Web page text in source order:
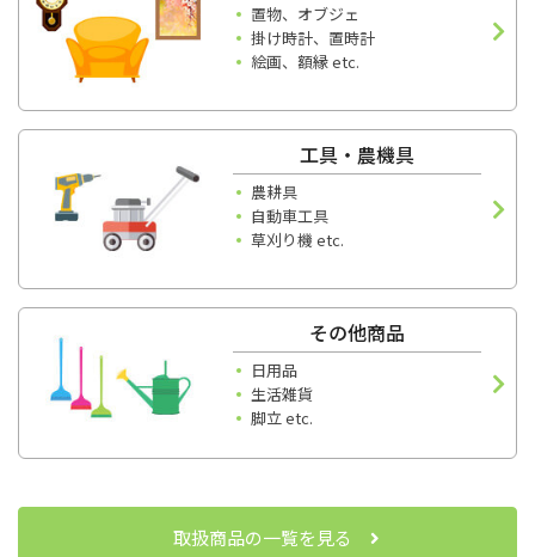
置物、オブジェ
掛け時計、置時計
絵画、額縁 etc.
工具・農機具
農耕具
自動車工具
草刈り機 etc.
その他商品
日用品
生活雑貨
脚立 etc.
取扱商品の一覧を見る